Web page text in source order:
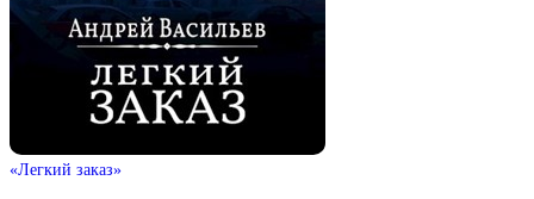
«Легкий заказ»